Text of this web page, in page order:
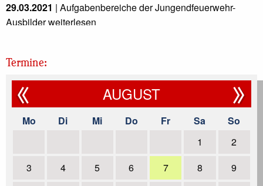
29.03.2021 | Aufgabenbereiche der Jungendfeuerwehr-
Ausbilderweiterlesen
auch keine "Frisur"
23.01.2021| Das Jugendfeuerwehrjahr 2021 startet online
weiterlesen
30.01.2020
| Das Jugendfeuerwehrjahr 2020 bietet viel
05.12.2019
| Weihnachtsfeier der Jugendfeuerwehr
Termine:
AUGUST
Mo Di Mi Do Fr Sa
So
1
2
3
4 5 6 7 8
9